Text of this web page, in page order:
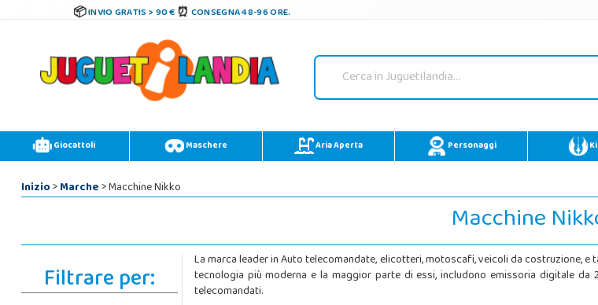
INVIO GRATIS > 90 € CONSEGNA 48-96 ORE.
Giocattoli Maschere Aria Aperta Personaggi
Inizio>Marche> Macchine Nikko
Macchine
Filtrare per: La marca leader in Auto telecomandate, elicotteri, motoscafi, veicoli da costruzione,
tecnologia più moderna e la maggior parte di essi, includono emissoria digitale
telecomandati.